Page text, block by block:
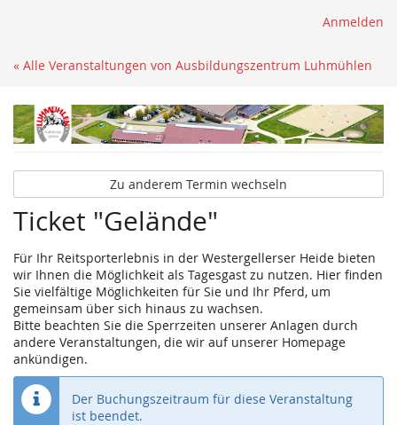
Anmelden
« Alle Veranstaltungen von Ausbildungszentrum Luhmühlen
Zu anderem Termin wechseln
Ticket "Gelände"
Für Ihr Reitsporterlebnis in der Westergellerser Heide bieten
wir Ihnen die Möglichkeit als Tagesgast zu nutzen. Hier finden
Sie vielfältige Möglichkeiten für Sie und Ihr Pferd, um
gemeinsam über sich hinaus zu wachsen.
Bitte beachten Sie die Sperrzeiten unserer Anlagen durch
andere Veranstaltungen, die wir auf unserer Homepage
ankündigen.
Der Buchungszeitraum für diese Veranstaltung
ist beendet.